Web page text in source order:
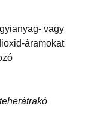
vagy
áramokat